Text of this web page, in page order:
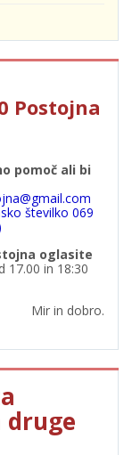
Postojna
pomoč ali bi
številko 069
oglasite
17.00 in 18:30
Mir in dobro.
druge